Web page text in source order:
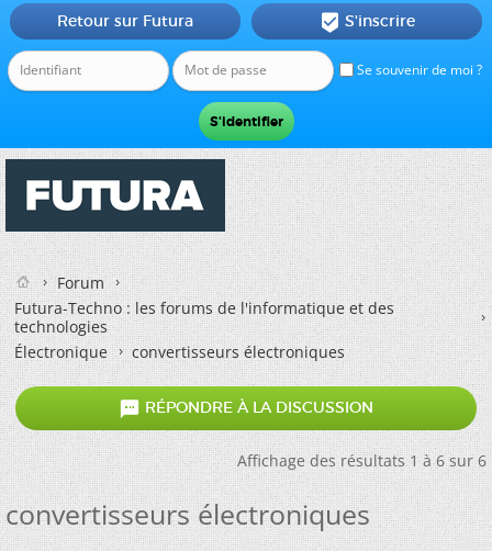
Se souvenir de moi ?
Retour sur Futura  S'inscrire
Forum
Futura-Techno : les forums de l'informatique et des
technologies
Électronique
convertisseurs électroniques
 RÉPONDRE À LA DISCUSSION
Affichage des résultats 1 à 6 sur 6
convertisseurs électroniques